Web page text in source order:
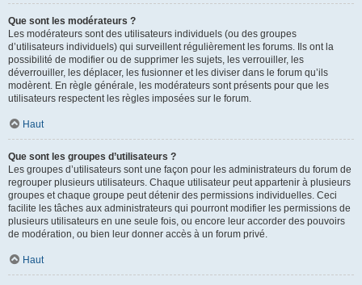
Que sont les modérateurs ?
Les modérateurs sont des utilisateurs individuels (ou des groupes
d’utilisateurs individuels) qui surveillent régulièrement les forums. Ils ont la
possibilité de modifier ou de supprimer les sujets, les verrouiller, les
déverrouiller, les déplacer, les fusionner et les diviser dans le forum qu’ils
modèrent. En règle générale, les modérateurs sont présents pour que les
utilisateurs respectent les règles imposées sur le forum.
Haut
Que sont les groupes d’utilisateurs ?
Les groupes d’utilisateurs sont une façon pour les administrateurs du forum de
regrouper plusieurs utilisateurs. Chaque utilisateur peut appartenir à plusieurs
groupes et chaque groupe peut détenir des permissions individuelles. Ceci
facilite les tâches aux administrateurs qui pourront modifier les permissions de
plusieurs utilisateurs en une seule fois, ou encore leur accorder des pouvoirs
de modération, ou bien leur donner accès à un forum privé.
Haut